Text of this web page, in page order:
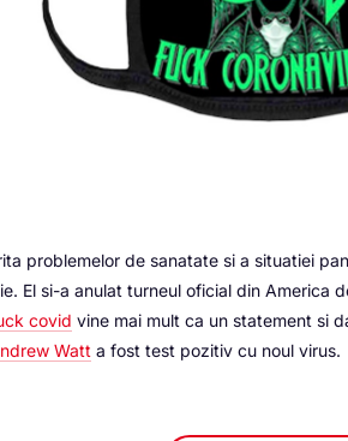
problemelor de sanatate si a situatiei
El si-a anulat turneul oficial din America
covid vine mai mult ca un statement si
Watt a fost test pozitiv cu noul virus.